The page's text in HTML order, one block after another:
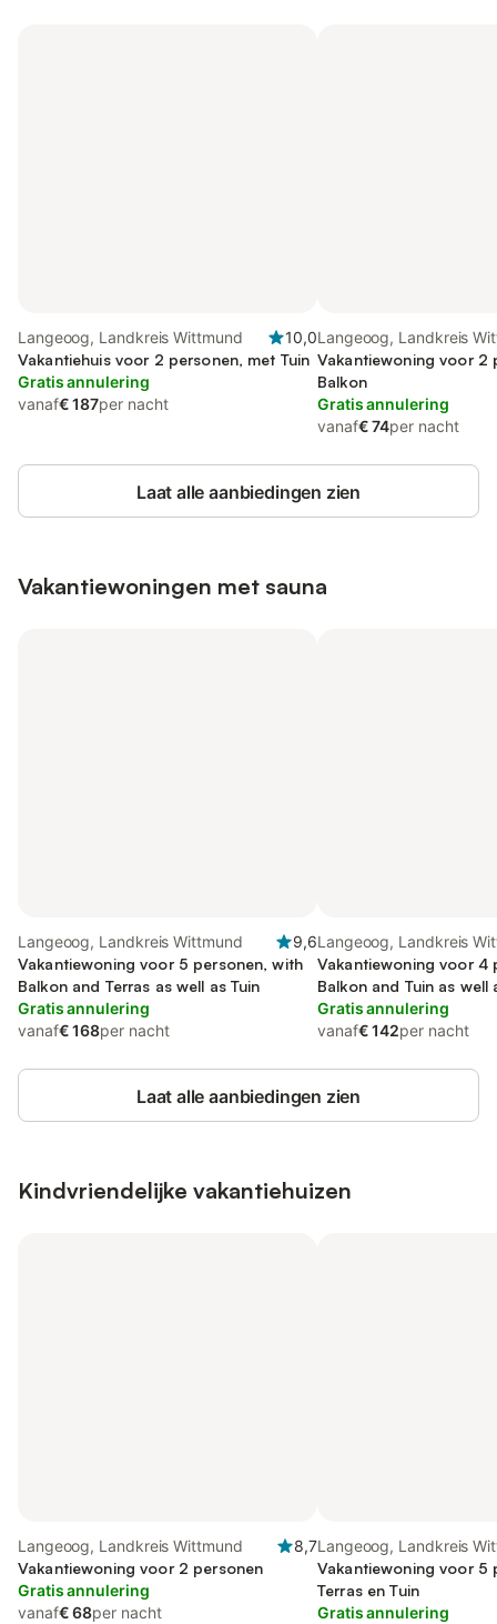
Langeoog, Landkreis Wittmund
10,0
Vakantiehuis voor 2 personen, met Tuin
Gratis annulering
vanaf€ 187per nacht
Langeoog, Landkreis
Vakantiewoning voor 2
Balkon
Gratis annulering
vanaf€ 74per nacht
Laat alle aanbiedingen zien
Vakantiewoningen met sauna
Langeoog, Landkreis Wittmund
9,6
Vakantiewoning voor 5 personen, with
Balkon and Terras as well as Tuin
Gratis annulering
vanaf€ 168per nacht
Langeoog, Landkreis
Vakantiewoning voor 4
Balkon and Tuin as well
Gratis annulering
vanaf€ 142per nacht
Laat alle aanbiedingen zien
Kindvriendelijke vakantiehuizen
Langeoog, Landkreis Wittmund
8,7
Vakantiewoning voor 2 personen
Gratis annulering
vanaf€ 68per nacht
Langeoog, Landkreis
Vakantiewoning voor 5
Terras en Tuin
Gratis annulering